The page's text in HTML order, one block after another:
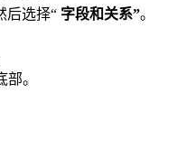
后选择“ 字段和关系”。
。